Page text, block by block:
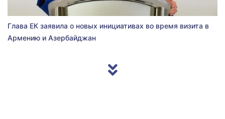
Глава ЕК заявила о новых инициативах во время визита в
Армению и Азербайджан